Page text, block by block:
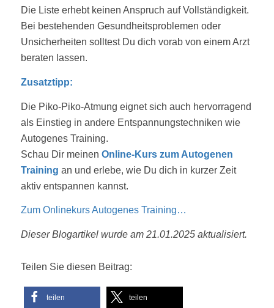
Die Liste erhebt keinen Anspruch auf Vollständigkeit.
Bei bestehenden Gesundheitsproblemen oder
Unsicherheiten solltest Du dich vorab von einem Arzt
beraten lassen.
Zusatztipp:
Die Piko-Piko-Atmung eignet sich auch hervorragend
als Einstieg in andere Entspannungstechniken wie
Autogenes Training.
Schau Dir meinen Online-Kurs zum Autogenen
Training an und erlebe, wie Du dich in kurzer Zeit
aktiv entspannen kannst.
Zum Onlinekurs Autogenes Training…
Dieser Blogartikel wurde am 21.01.2025 aktualisiert.
Teilen Sie diesen Beitrag:
teilen teilen